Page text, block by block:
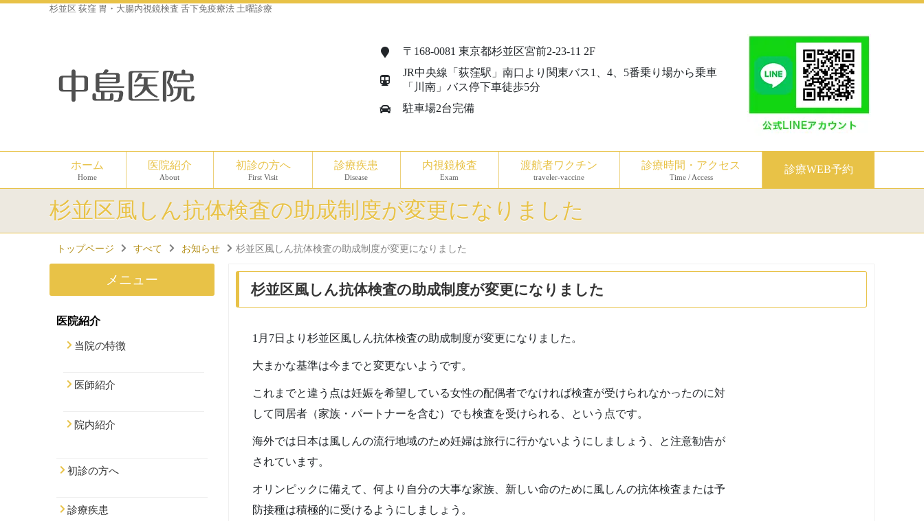
杉並区 荻窪 胃・大腸内視鏡検査 舌下免疫療法 土曜診療
〒168-0081 東京都杉並区宮前2-23-11 2F
JR中央線「荻窪駅」南口より関東バス1、4、5番乗り場から乗車
「川南」バス停下車徒歩5分
駐車場2台完備
ホーム
Home
医院紹介
About
初診の方へ
First Visit
診療疾患
Disease
内視鏡検査
Exam
渡航者ワクチン
traveler-vaccine
診療時間・アクセス
Time / Access
診療WEB予約
杉並区風しん抗体検査の助成制度が変更になりました
トップページ すべて お知らせ 杉並区風しん抗体検査の助成制度が変更になりました
メニュー
医院紹介
当院の特徴
医師紹介
院内紹介
初診の方へ
診療疾患
杉並区風しん抗体検査の助成制度が変更になりました
1月7日より杉並区風しん抗体検査の助成制度が変更になりました。
大まかな基準は今までと変更ないようです。
これまでと違う点は妊娠を希望している女性の配偶者でなければ検査が受けられなかったのに対
して同居者（家族・パートナーを含む）でも検査を受けられる、という点です。
海外では日本は風しんの流行地域のため妊婦は旅行に行かないようにしましょう、と注意勧告が
されています。
オリンピックに備えて、何より自分の大事な家族、新しい命のために風しんの抗体検査または予
防接種は積極的に受けるようにしましょう。